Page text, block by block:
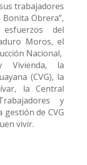
trabajadores
Bonita Obrera”,
del
Moros, el
Nacional,
Vivienda, la
(CVG), la
la Central
y
gestión de CVG
vivir.